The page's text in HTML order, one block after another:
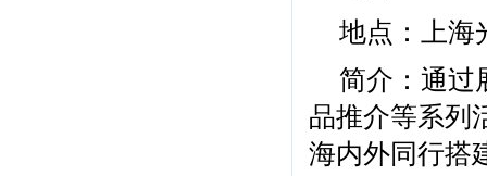
地点：上海
简介：通过
品推介等系列
海内外同行搭